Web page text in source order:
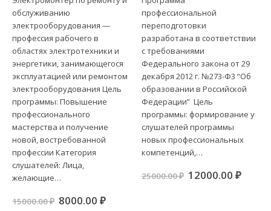
₽.
обслуживанию
электрооборудования —
профессия рабочего в
областях электротехники и
энергетики, занимающегося
эксплуатацией или ремонтом
электрооборудования Цель
программы: Повышение
профессионального
мастерства и получение
новой, востребованной
профессии Категория
слушателей: Лица,
желающие…
15000.00₽ Первоначальная
8000.00 ₽Текущая
профессиональной
переподготовки
разработана в соответствии
с требованиями
Федерального закона от 29
декабря 2012 г. №273-Ф3 “Об
образовании в Российской
Федерации” Цель
программы: формирование у
слушателей программы
новых профессиональных
компетенций,…
25000.00₽ 12000.00 ₽